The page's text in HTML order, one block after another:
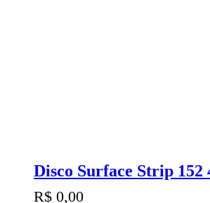
Disco Surface Strip 152
R$ 0,00